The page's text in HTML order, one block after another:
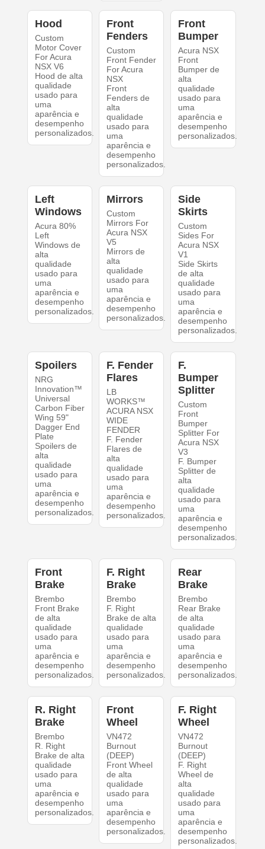
Hood
Custom
Motor Cover
For Acura
NSX V6
Hood de alta
qualidade
usado para
uma
aparência e
desempenho
personalizados.
Front
Fenders
Custom
Front Fender
For Acura
NSX
Front
Fenders de
alta
qualidade
usado para
uma
aparência e
desempenho
personalizados.
Front
Bumper
Acura NSX
Front
Bumper de
alta
qualidade
usado para
uma
aparência e
desempenho
personalizados.
Left
Windows
Acura 80%
Left
Windows de
alta
qualidade
usado para
uma
aparência e
desempenho
personalizados.
Mirrors
Custom
Mirrors For
Acura NSX
V5
Mirrors de
alta
qualidade
usado para
uma
aparência e
desempenho
personalizados.
Side
Skirts
Custom
Sides For
Acura NSX
V1
Side Skirts
de alta
qualidade
usado para
uma
aparência e
desempenho
personalizados.
Spoilers
NRG
Innovation™
Universal
Carbon Fiber
Wing 59"
Dagger End
Plate
Spoilers de
alta
qualidade
usado para
uma
aparência e
desempenho
personalizados.
F. Fender
Flares
LB
WORKS™
ACURA NSX
WIDE
FENDER
F. Fender
Flares de
alta
qualidade
usado para
uma
aparência e
desempenho
personalizados.
F.
Bumper
Splitter
Custom
Front
Bumper
Splitter For
Acura NSX
V3
F. Bumper
Splitter de
alta
qualidade
usado para
uma
aparência e
desempenho
personalizados.
Front
Brake
Brembo
Front Brake
de alta
qualidade
usado para
uma
aparência e
desempenho
personalizados.
F. Right
Brake
Brembo
F. Right
Brake de alta
qualidade
usado para
uma
aparência e
desempenho
personalizados.
Rear
Brake
Brembo
Rear Brake
de alta
qualidade
usado para
uma
aparência e
desempenho
personalizados.
R. Right
Brake
Brembo
R. Right
Brake de alta
qualidade
usado para
uma
aparência e
desempenho
personalizados.
Front
Wheel
VN472
Burnout
(DEEP)
Front Wheel
de alta
qualidade
usado para
uma
aparência e
desempenho
personalizados.
F. Right
Wheel
VN472
Burnout
(DEEP)
F. Right
Wheel de
alta
qualidade
usado para
uma
aparência e
desempenho
personalizados.